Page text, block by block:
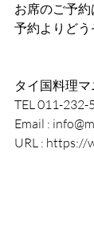
お席のご予
予約よりどう
タイ国料理マ
TEL 011-232-
Email :
URL : https://